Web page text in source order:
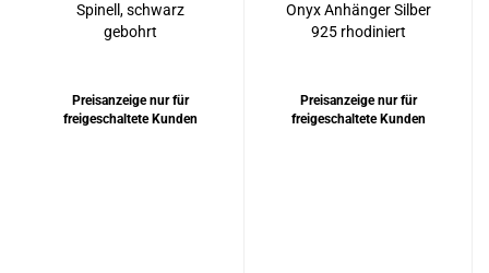
Spinell, schwarz
gebohrt
Preisanzeige nur für
freigeschaltete Kunden
Onyx Anhänger Silber
925 rhodiniert
Preisanzeige nur für
freigeschaltete Kunden